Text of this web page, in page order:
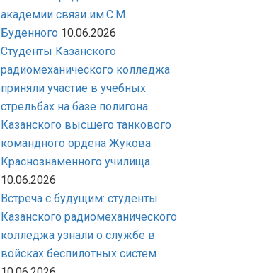
академии связи им.С.М.
Буденного 10.06.2026
Студенты Казанского
радиомеханического колледжа
приняли участие в учебных
стрельбах на базе полигона
Казанского высшего танкового
командного ордена Жукова
Краснознаменного училища.
10.06.2026
Встреча с будущим: студенты
Казанского радиомеханического
колледжа узнали о службе в
войсках беспилотных систем